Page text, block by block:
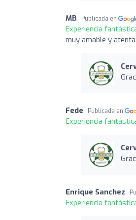
MB Publicada en
Experiencia
muy amable y
Fede Publicada en
Experiencia
Enrique Sanchez
Experiencia